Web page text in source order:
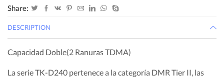
Share:
DESCRIPTION
Capacidad Doble(2 Ranuras TDMA)
La serie TK-D240 pertenece a la categoría DMR Tier II, las